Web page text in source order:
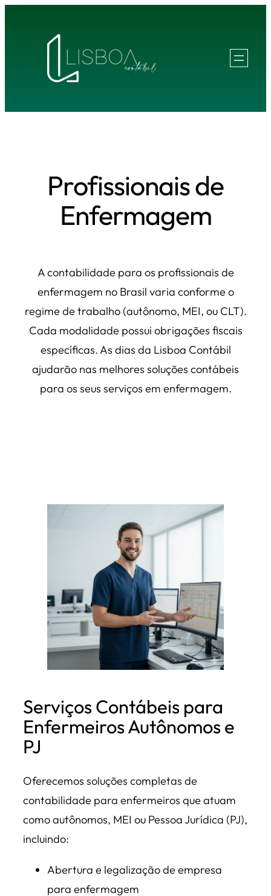
conteúdo
Profissionais de
Enfermagem
A contabilidade para os profissionais de
enfermagem no Brasil varia conforme o
regime de trabalho (autônomo, MEI, ou CLT).
Cada modalidade possui obrigações fiscais
específicas. As dias da Lisboa Contábil
ajudarão nas melhores soluções contábeis
para os seus serviços em enfermagem.
Serviços Contábeis para
Enfermeiros Autônomos e
PJ
Oferecemos soluções completas de
contabilidade para enfermeiros que atuam
como autônomos, MEI ou Pessoa Jurídica (PJ),
incluindo:
Abertura e legalização de empresa
para enfermagem